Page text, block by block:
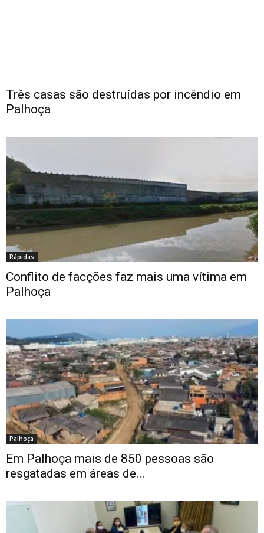
Três casas são destruídas por incêndio em
Palhoça
Rápidas
Conflito de facções faz mais uma vítima em
Palhoça
Palhoça
Em Palhoça mais de 850 pessoas são
resgatadas em áreas de...